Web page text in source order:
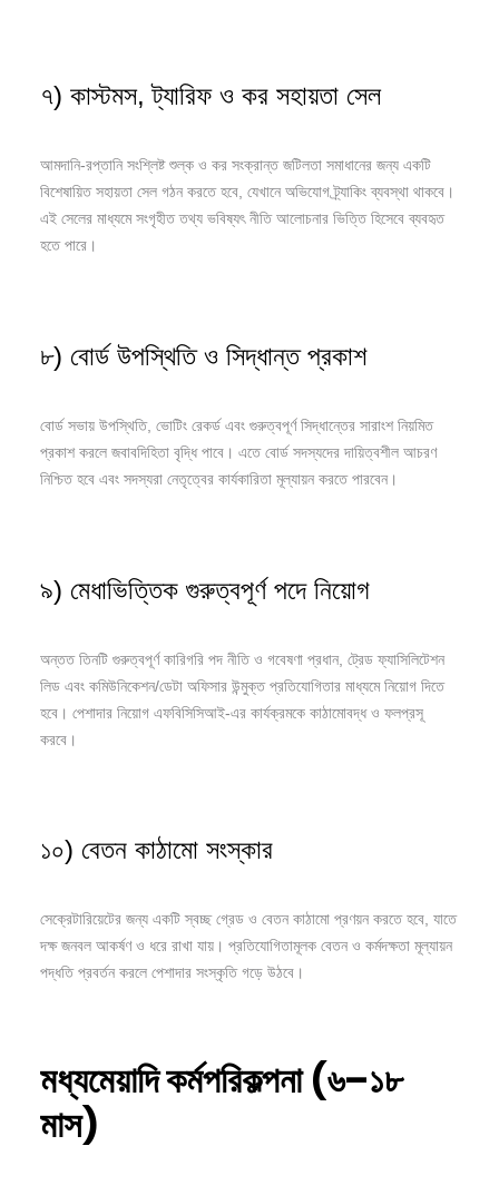
৭) কাস্টমস, ট্যারিফ ও কর সহায়তা সেল
আমদানি-রপ্তানি সংশ্লিষ্ট শুল্ক ও কর সংক্রান্ত জটিলতা সমাধানের জন্য একটি
বিশেষায়িত সহায়তা সেল গঠন করতে হবে, যেখানে অভিযোগ ট্র্যাকিং ব্যবস্থা থাকবে।
এই সেলের মাধ্যমে সংগৃহীত তথ্য ভবিষ্যৎ নীতি আলোচনার ভিত্তি হিসেবে ব্যবহৃত
হতে পারে।
৮) বোর্ড উপস্থিতি ও সিদ্ধান্ত প্রকাশ
বোর্ড সভায় উপস্থিতি, ভোটিং রেকর্ড এবং গুরুত্বপূর্ণ সিদ্ধান্তের সারাংশ নিয়মিত
প্রকাশ করলে জবাবদিহিতা বৃদ্ধি পাবে। এতে বোর্ড সদস্যদের দায়িত্বশীল আচরণ
নিশ্চিত হবে এবং সদস্যরা নেতৃত্বের কার্যকারিতা মূল্যায়ন করতে পারবেন।
৯) মেধাভিত্তিক গুরুত্বপূর্ণ পদে নিয়োগ
অন্তত তিনটি গুরুত্বপূর্ণ কারিগরি পদ নীতি ও গবেষণা প্রধান, ট্রেড ফ্যাসিলিটেশন
লিড এবং কমিউনিকেশন/ডেটা অফিসার উন্মুক্ত প্রতিযোগিতার মাধ্যমে নিয়োগ দিতে
হবে। পেশাদার নিয়োগ এফবিসিসিআই-এর কার্যক্রমকে কাঠামোবদ্ধ ও ফলপ্রসূ
করবে।
১০) বেতন কাঠামো সংস্কার
সেক্রেটারিয়েটের জন্য একটি স্বচ্ছ গ্রেড ও বেতন কাঠামো প্রণয়ন করতে হবে, যাতে
দক্ষ জনবল আকর্ষণ ও ধরে রাখা যায়। প্রতিযোগিতামূলক বেতন ও কর্মদক্ষতা মূল্যায়ন
পদ্ধতি প্রবর্তন করলে পেশাদার সংস্কৃতি গড়ে উঠবে।
মধ্যমেয়াদিকর্মপরিকল্পনা (৬–১৮
মাস)